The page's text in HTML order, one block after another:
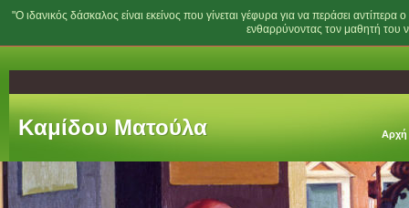
Kαμίδου Ματούλα Αρχή
"Ο ιδανικός δάσκαλος είναι εκείνος που γίνεται γέφυρα για να περάσει
ενθαρρύνοντας τον μαθητή του